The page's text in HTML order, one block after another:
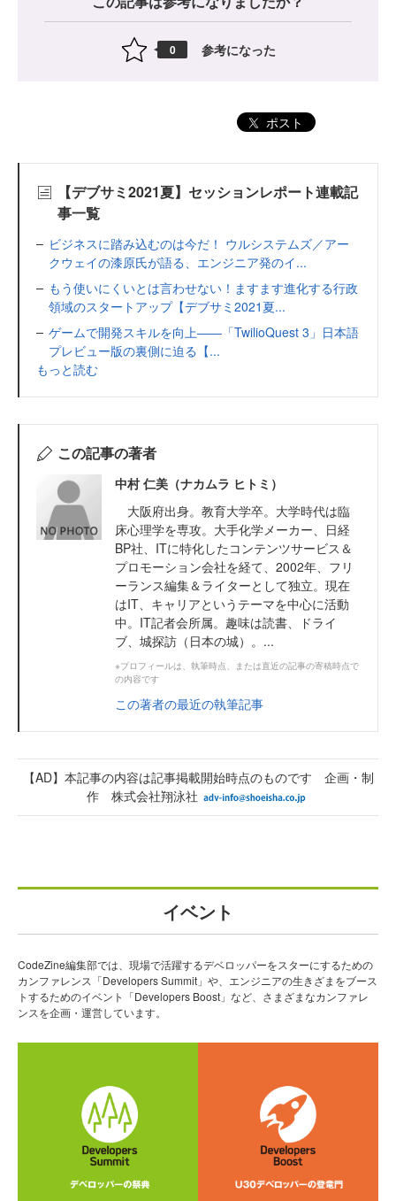
0 参考になった
ポスト
【デブサミ2021夏】セッションレポート連載記
事一覧
ビジネスに踏み込むのは今だ！ ウルシステムズ／アー
クウェイの漆原氏が語る、エンジニア発のイ...
もう使いにくいとは言わせない！ますます進化する行政
領域のスタートアップ【デブサミ2021夏...
ゲームで開発スキルを向上――「TwilioQuest 3」日本語
プレビュー版の裏側に迫る【...
もっと読む
この記事の著者
中村 仁美（ナカムラ ヒトミ）
大阪府出身。教育大学卒。大学時代は臨
床心理学を専攻。大手化学メーカー、日経
BP社、ITに特化したコンテンツサービス＆
プロモーション会社を経て、2002年、フリ
ーランス編集＆ライターとして独立。現在
はIT、キャリアというテーマを中心に活動
中。IT記者会所属。趣味は読書、ドライ
ブ、城探訪（日本の城）。...
※プロフィールは、執筆時点、または直近の記事の寄稿時点で
の内容です
この著者の最近の執筆記事
【AD】本記事の内容は記事掲載開始時点のものです 企画・制
作 株式会社翔泳社
イベント
CodeZine編集部では、現場で活躍するデベロッパーをスターにするための
カンファレンス「Developers Summit」や、エンジニアの生きざまをブース
トするためのイベント「Developers Boost」など、さまざまなカンファレ
ンスを企画・運営しています。